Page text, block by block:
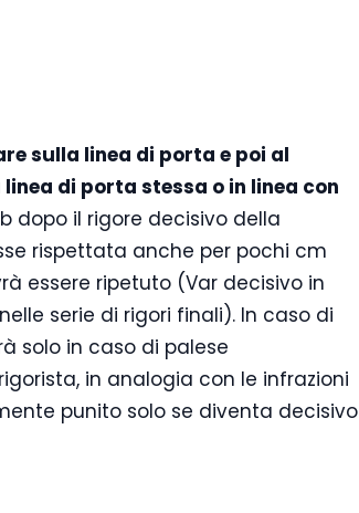
sulla linea di porta e poi al
di porta stessa o in linea con
dopo il rigore decisivo della
rispettata anche per pochi cm
essere ripetuto (Var decisivo in
serie di rigori finali). In caso di
solo in caso di palese
in analogia con le infrazioni
punito solo se diventa decisivo